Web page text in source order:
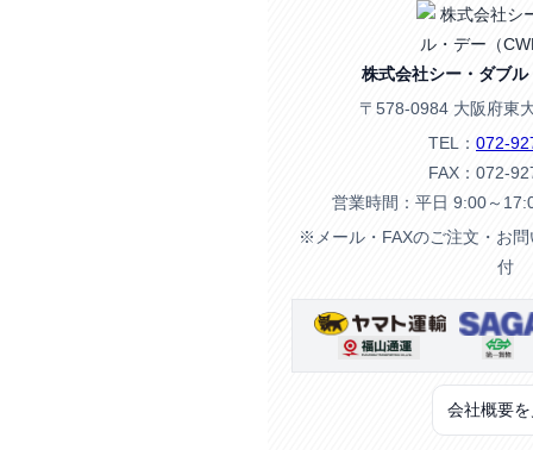
株式会社シー・ダブ
〒578-0984 大阪府東
TEL： 072-
FAX：072-
営業時間：平日 9:00～
※メール・FAXのご注文・お
付
会社概要